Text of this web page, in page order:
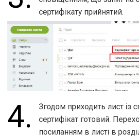
сертифікату прийнятий.
4.
Згодом приходить лист із
сертифікат готовий.
посиланням в листі в